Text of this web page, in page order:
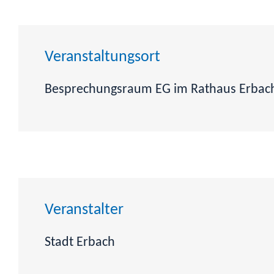
Veranstaltungsort
Besprechungsraum EG im Rathaus
Veranstalter
Stadt Erbach